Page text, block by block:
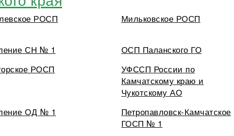
РОСП Мильковское РОСП
СН № 1 ОСП Паланского ГО
РОСП
УФССП России по
Камчатскому краю и
Чукотскому АО
ОД № 1
Петропавловск-Камчатское
ГОСП № 1